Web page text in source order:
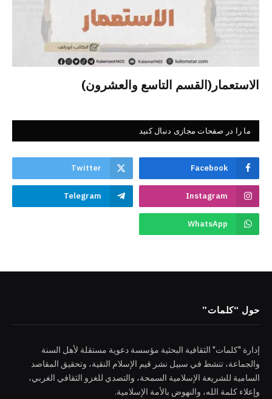
الاستعمار(القسم التاسع والعشرون)
ما را در صفحات مجازی دنبال کنید
Facebook
Twitter
Instagram
Telegram
WhatsApp
حول “كلمات”
إدارة "كلمات" الثقافية البحثية مؤسسة دعوية مستقلة لأهل السنة
والجماعة، تنشط في سبيل نشر قيم الإسلام النقية، وتحقيق المقاصد
السامية للشريعة الإسلامية السمحة، والتصدي للغزو الثقافي الغربي،
وإعلاء كلمة الله، والنهوض بالأمة الإسلامية.